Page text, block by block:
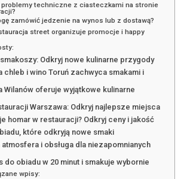
problemy techniczne z ciasteczkami na stronie
zamówić jedzenie na wynos lub z dostawą?
street organizuje promocje i happy
Odkryj nowe kulinarne przygody
chleb i wino Toruń zachwyca smakami i
Wilanów oferuje wyjątkowe kulinarne
Warszawa: Odkryj najlepsze miejsca
homar w restauracji? Odkryj ceny i jakość
które odkryją nowe smaki
i obsługa dla niezapomnianych
do obiadu w 20 minut i smakuje wybornie
wpisy: